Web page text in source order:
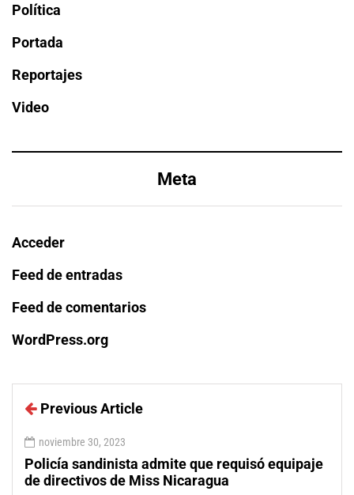
Política
Portada
Reportajes
Video
Meta
Acceder
Feed de entradas
Feed de comentarios
WordPress.org
Previous Article
noviembre 30, 2023
Policía sandinista admite que requisó equipaje
de directivos de Miss Nicaragua